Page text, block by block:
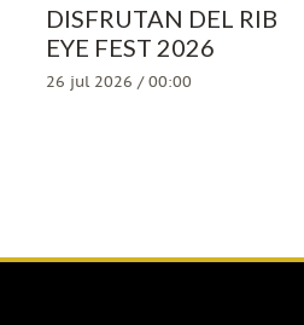
DISFRUTAN DEL RIB
EYE FEST 2026
26 jul 2026 / 00:00